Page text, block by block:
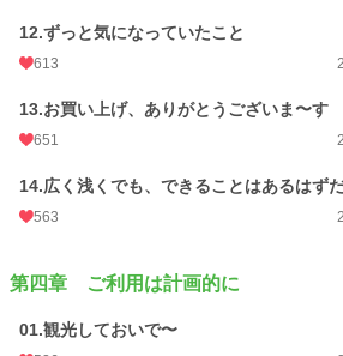
12.ずっと気になっていたこと
613
13.お買い上げ、ありがとうございま〜す
651
14.広く浅くでも、できることはあるはず
563
第四章 ご利用は計画的に
01.観光しておいで〜